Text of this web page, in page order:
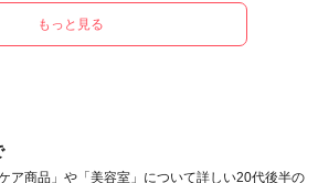
もっと見る
ケア商品」や「美容室」について詳しい20代後半の